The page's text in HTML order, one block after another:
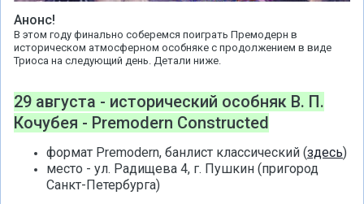
Анонс!
В этом году финально соберемся поиграть Премодерн в
историческом атмосферном особняке с продолжением в виде
Триоса на следующий день. Детали ниже.
29 августа - исторический особняк В. П.
Кочубея - Premodern Constructed
формат Premodern, банлист классический (здесь)
место - ул. Радищева 4, г. Пушкин (пригород
Санкт-Петербурга)